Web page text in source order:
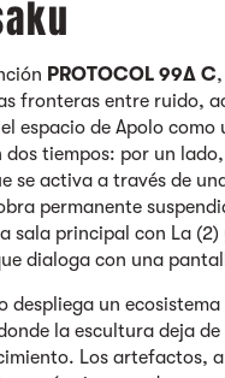
PROTOCOL 99∆ C
fronteras entre ruido,
espacio de Apolo como
dos tiempos: por un
se activa a través de
permanente
sala principal con La
dialoga con una
despliega un
la escultura deja
Los artefactos,